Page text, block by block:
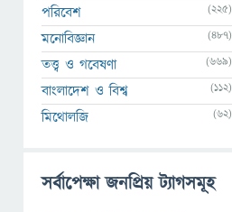
পরিবেশ (225)
মনোবিজ্ঞান (487)
তত্ত্ব ও গবেষণা (669)
বাংলাদেশ ও বিশ্ব (112)
মিথোলজি (62)
সর্বাপেক্ষা জনপ্রিয় ট্যাগসমূহ